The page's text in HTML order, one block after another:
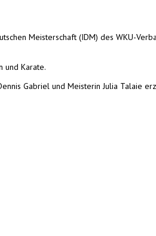
Meisterschaft (IDM) des WKU-
und Karate.
Gabriel und Meisterin Julia Talaie